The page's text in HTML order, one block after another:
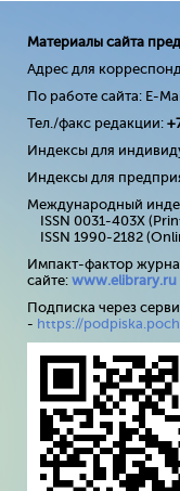
Материалы сайта
Адрес для
По работе сайта: E-
Тел./факс редакции:
Индексы для
Индексы для
Международный
ISSN 0031-403X
ISSN 1990-2182
Импакт-фактор
сайте: www.elibrary.ru
Подписка через
- https://